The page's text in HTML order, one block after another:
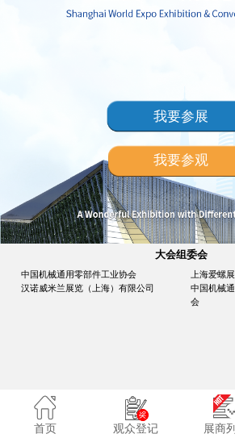
我要参展
我要参观
大会组委会
中国机械通用零部件工业协会
上海爱螺
汉诺威米兰展览（上海）有限公司
中国机械
会
首页 观众登记 展商